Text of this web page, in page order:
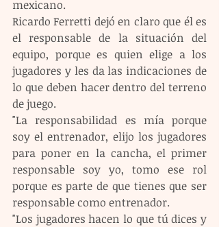
mexicano.
Ricardo Ferretti dejó en claro que él es
el responsable de la situación del
equipo, porque es quien elige a los
jugadores y les da las indicaciones de
lo que deben hacer dentro del terreno
de juego.
"La responsabilidad es mía porque
soy el entrenador, elijo los jugadores
para poner en la cancha, el primer
responsable soy yo, tomo ese rol
porque es parte de que tienes que ser
responsable como entrenador.
"Los jugadores hacen lo que tú dices y